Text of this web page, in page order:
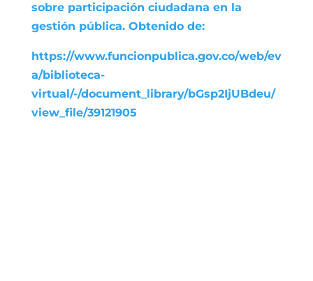
sobre participación ciudadana en la
gestión pública. Obtenido de:
https://www.funcionpublica.gov.co/web/ev
a/biblioteca-
virtual/-/document_library/bGsp2IjUBdeu/
view_file/39121905